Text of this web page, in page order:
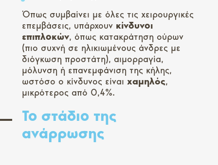
Όπως συμβαίνει με όλες τις χειρουργικές
επεμβάσεις, υπάρχουν κίνδυνοι
επιπλοκών, όπως κατακράτηση ούρων
(πιο συχνή σε ηλικιωμένους άνδρες με
διόγκωση προστάτη), αιμορραγία,
μόλυνση ή επανεμφάνιση της κήλης,
ωστόσο ο κίνδυνος είναι χαμηλός,
μικρότερος από 0,4%.
Το στάδιο της
ανάρρωσης